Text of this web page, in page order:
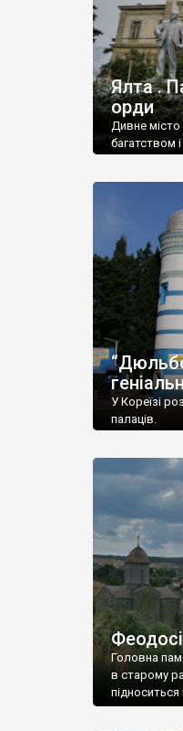
Ялта .
орди
Дивне місто
багатством
У Кореїзі
палаців.
Головна
в старому
підноситься